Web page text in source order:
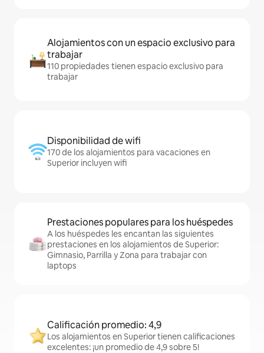
Alojamientos con un espacio exclusivo para
trabajar
110 propiedades tienen espacio exclusivo para
trabajar
Disponibilidad de wifi
170 de los alojamientos para vacaciones en
Superior incluyen wifi
Prestaciones populares para los huéspedes
A los huéspedes les encantan las siguientes
prestaciones en los alojamientos de Superior:
Gimnasio, Parrilla y Zona para trabajar con
laptops
Calificación promedio: 4,9
Los alojamientos en Superior tienen calificaciones
excelentes: ¡un promedio de 4,9 sobre 5!